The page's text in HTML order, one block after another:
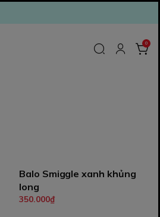
0
Balo Smiggle xanh khủng
long
350.000₫